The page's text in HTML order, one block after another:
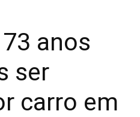
anos
ser
carro em